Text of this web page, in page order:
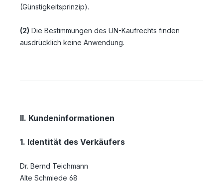
(Günstigkeitsprinzip).
(2) Die Bestimmungen des UN-Kaufrechts finden
ausdrücklich keine Anwendung.
II. Kundeninformationen
1. Identität des Verkäufers
Dr. Bernd Teichmann
Alte Schmiede 68